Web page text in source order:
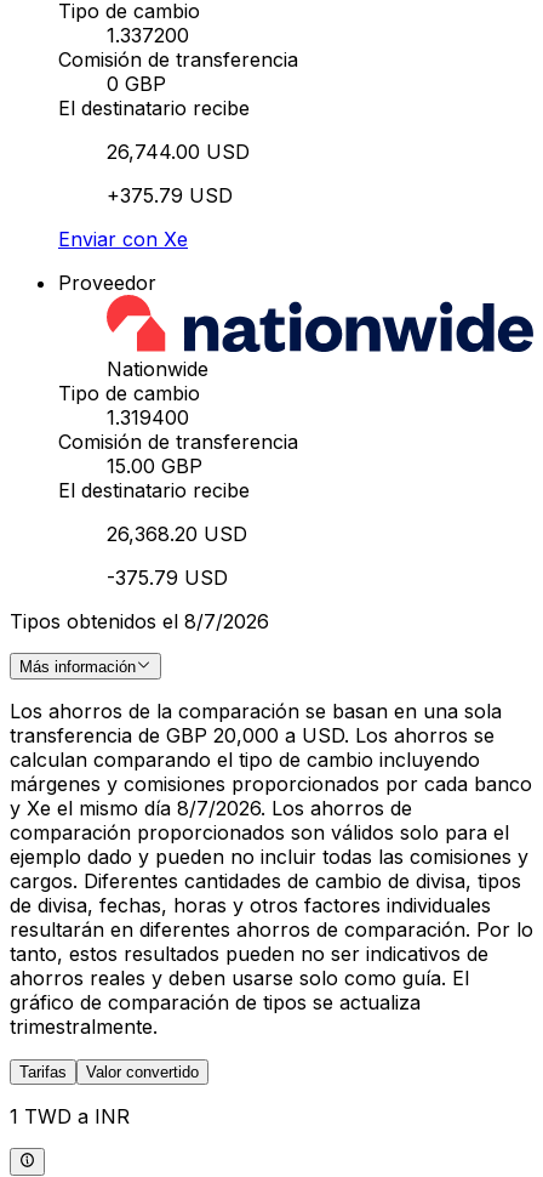
Tipo de cambio
1.337200
Comisión de transferencia
0 GBP
El destinatario recibe
26,744.00 USD
+375.79 USD
Enviar con Xe
Proveedor
Nationwide
Tipo de cambio
1.319400
Comisión de transferencia
15.00 GBP
El destinatario recibe
26,368.20 USD
-375.79 USD
Tipos obtenidos el 8/7/2026
Más información
Los ahorros de la comparación se basan en una sola
transferencia de GBP 20,000 a USD. Los ahorros se
calculan comparando el tipo de cambio incluyendo
márgenes y comisiones proporcionados por cada banco
y Xe el mismo día 8/7/2026. Los ahorros de
comparación proporcionados son válidos solo para el
ejemplo dado y pueden no incluir todas las comisiones y
cargos. Diferentes cantidades de cambio de divisa, tipos
de divisa, fechas, horas y otros factores individuales
resultarán en diferentes ahorros de comparación. Por lo
tanto, estos resultados pueden no ser indicativos de
ahorros reales y deben usarse solo como guía. El
gráfico de comparación de tipos se actualiza
trimestralmente.
Tarifas Valor convertido
1 TWD a INR